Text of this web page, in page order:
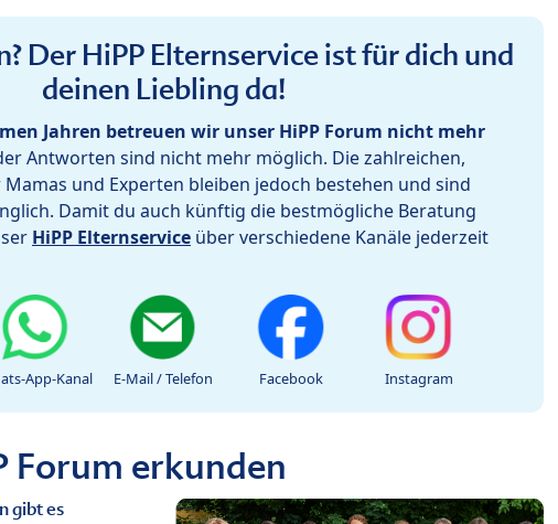
Der HiPP Elternservice ist für dich und
deinen Liebling da!
Jahren betreuen wir unser HiPP Forum nicht mehr
Antworten sind nicht mehr möglich. Die zahlreichen,
und Experten bleiben jedoch bestehen und sind
Damit du auch künftig die bestmögliche Beratung
HiPP Elternservice über verschiedene Kanäle jederzeit
App-Kanal E-Mail / Telefon Facebook Instagram
Forum erkunden
gibt es